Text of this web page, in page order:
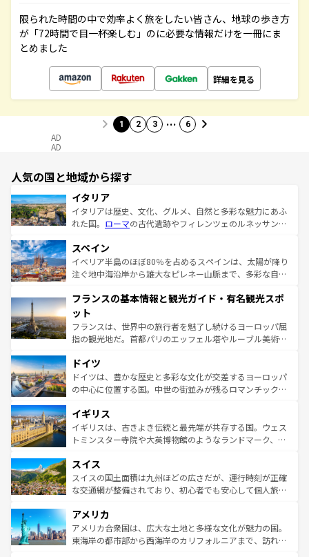
限られた時間の中で効率よく旅をしたい皆さん、地球の歩き方
が「72時間で目一杯楽しむ」のに必要な情報だけを一冊にま
とめました
詳細を見る
1 2 3 … 6
AD
AD
人気の国と地域から探す
イタリア
イタリアは歴史、文化、グルメ、自然と多彩な魅力にあふ
れた国。 ローマの古代遺跡やフィレンツェのルネッサンス
ろん、トスカーナの美しい田園風景やアマルフィ海岸の絶
景など、自然景観も見逃せない。観光の合間には、本場の
ピザやパスタなど、絶品のイタリア料理を堪能することも
ませてくれるイタリアで、忘れられない旅をしてみよう！
なお、新着のイタリア情報は
しい。
スペイン
イベリア半島のほぼ80％を占めるスペインは、太陽が降り
注ぐ地中海沿岸から雄大なピレネー山脈まで、多彩な自然
文化が根付くこの国では、情熱的なフラメンコ、熱気あふ
れる闘牛、そして美味しいタパスが生活の一部となってい
る。首都マドリードの洗練された雰囲気や、バルセロナの
アートに溢れた街角から、地方では古代ローマ遺跡や中世
せる。地方によって風土や気候が異なるスペインはその個
性で訪れる人を魅了する。 なお、新着のスペイン情報は コ
ンテンツ一覧を参照してほしい。
フランスの基本情報と観光ガイド・有名観光スポ
ット
フランスは、世界中の旅行者を魅了し続けるヨーロッパ屈
指の観光地だ。首都パリのエッフェル塔やルーブル美術館
で、幅広い魅力が詰まっている。華麗な宮殿、歴史的な大
聖堂、美しいビーチ、そして豊かな自然が、訪れる者を心
から魅了する。また、フランスは美食の国としても知ら
いる。シャンパンの発祥地であるランス、プロヴァンスの
香り高いラベンダー畑など、多彩な楽しみ方が可能だ。さ
らに、パリ以外の地域にも魅力が溢れており、どの街角に
れる地方に足を運ぶとそれぞれで全く異なる文化を体験で
きるだろう。 なお、新着のフランス情報はコンテンツ一覧
を参照してほしい。
ドイツ
ドイツは、豊かな歴史と多彩な文化が交差するヨーロッパ
の中心に位置する国。中世の街並みが残るロマンチック街
顔を持つこの国は、どこを歩いても飽きることがない。ベ
ルリンの文化的活気、バイエルン州のアルプスの絶景、そ
してライン川沿いのワイン畑といった風景は必見。ビール
は、お酒好きな人にはぜひ体験してほしい。 なお、新着の
ドイツ情報はコンテンツ一覧を参照してほしい。
イギリス
イギリスは、古きよき伝統と最先端が共存する国。ウェス
トミンスター寺院や大英博物館のようなランドマーク、歴
リアごとに異なる魅力がある。また、優雅なアフタヌーン
ティー、ビール好きにはたまらない英国パブ、サッカー観
戦など、本場だからこそできる体験も豊富。イギリスを旅
ンツ一覧を参照してほしい。
スイス
スイスの国土面積は九州ほどの広さだが、運行時刻が正確
な交通網が整備されており、初心者でも安心して個人旅行
の建物がそのまま残る町や、スイスならではのユニークな
博物館もあり、アルプス観光だけでなく町歩きも満喫する
ことができる。国民の所得が高いため物価も高いが、旅行
アメリカ
アメリカ合衆国は、広大な土地と多様な文化が魅力の国。
東海岸の都市部から西海岸のカリフォルニアまで、訪れる